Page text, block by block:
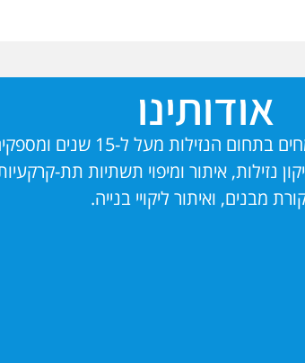
אודותינו
אנו בחברת ליאל ארי מתמחים בתחום
נזילות, איתור ומיפוי תשתיות תת-
מבנים, ואיתור ליקויי בנייה.